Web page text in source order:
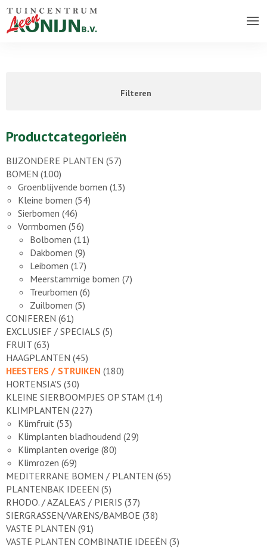
Filteren
Productcategorieën
BIJZONDERE PLANTEN (57)
BOMEN (100)
Groenblijvende bomen (13)
Kleine bomen (54)
Sierbomen (46)
Vormbomen (56)
Bolbomen (11)
Dakbomen (9)
Leibomen (17)
Meerstammige bomen (7)
Treurbomen (6)
Zuilbomen (5)
CONIFEREN (61)
EXCLUSIEF / SPECIALS (5)
FRUIT (63)
HAAGPLANTEN (45)
HEESTERS / STRUIKEN (180)
HORTENSIA'S (30)
KLEINE SIERBOOMPJES OP STAM (14)
KLIMPLANTEN (227)
Klimfruit (53)
Klimplanten bladhoudend (29)
Klimplanten overige (80)
Klimrozen (69)
MEDITERRANE BOMEN / PLANTEN (65)
PLANTENBAK IDEEËN (5)
RHODO. / AZALEA'S / PIERIS (37)
SIERGRASSEN/VARENS/BAMBOE (38)
VASTE PLANTEN (91)
VASTE PLANTEN COMBINATIE IDEEËN (3)